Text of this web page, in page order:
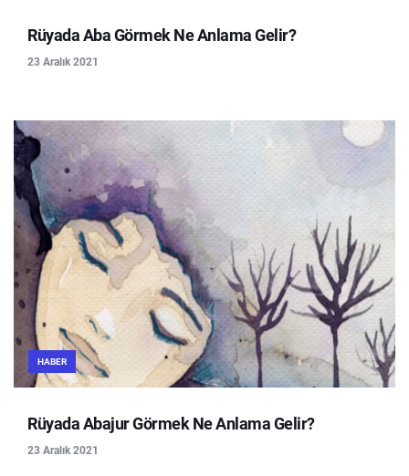
Rüyada Aba Görmek Ne Anlama Gelir?
23 Aralık 2021
HABER
Rüyada Abajur Görmek Ne Anlama Gelir?
23 Aralık 2021